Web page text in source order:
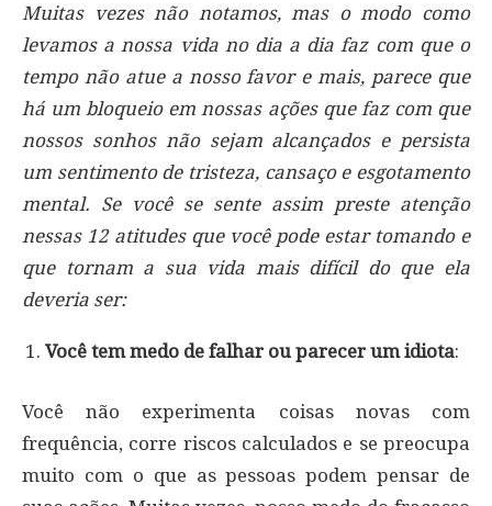
Muitas vezes não notamos, mas o modo como
levamos a nossa vida no dia a dia faz com que o
tempo não atue a nosso favor e mais, parece que
há um bloqueio em nossas ações que faz com que
nossos sonhos não sejam alcançados e persista
um sentimento de tristeza, cansaço e esgotamento
mental. Se você se sente assim preste atenção
nessas 12 atitudes que você pode estar tomando e
que tornam a sua vida mais difícil do que ela
deveria ser:
Você tem medo de falhar ou parecer um idiota:
Você não experimenta coisas novas com
frequência, corre riscos calculados e se preocupa
muito com o que as pessoas podem pensar de